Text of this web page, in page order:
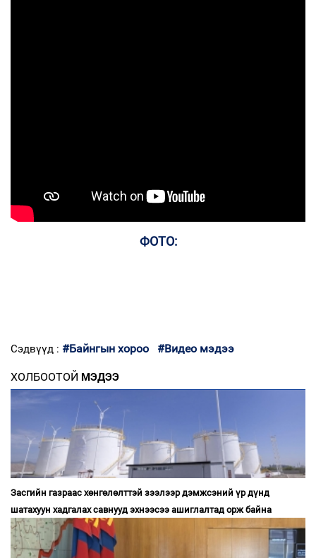
ФОТО:
Сэдвүүд : #Байнгын хороо #Видео мэдээ
ХОЛБООТОЙ МЭДЭЭ
Засгийн газраас хөнгөлөлттэй зээлээр дэмжсэний үр дүнд
шатахуун хадгалах савнууд эхнээсээ ашиглалтад орж байна